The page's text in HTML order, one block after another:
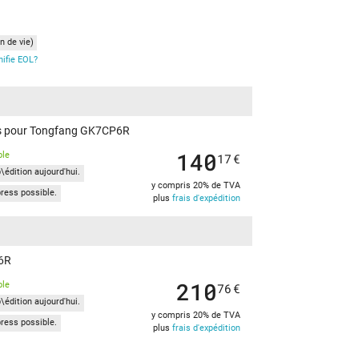
de vie)
EOL?
Tongfang GK7CP6R
aujourd'hui.
possible.
14017 €
y compris 20% de TVA
plus frais d'expédition
aujourd'hui.
possible.
21076 €
y compris 20% de TVA
plus frais d'expédition